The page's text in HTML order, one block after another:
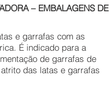
– EMBALAGENS DE
e garrafas com as
É indicado para a
de garrafas de
das latas e garrafas